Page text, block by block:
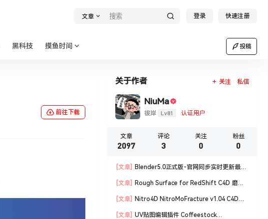
文章 登录 快速注册
黑科技 摸鱼时间 投稿
前往下载
关于作者 关注 私信
NiuMa
彼岸 Lv81 认证用户
文章
2097
评论
3
关注
0
粉丝
0
[文章]
Blender5.0正式版-官网同步实时更新最新
[文章]
Rough Surface for RedShift C4D 磨损
[文章]
Nitro4D NitroMoFracture v1.04 C4D插
[文章]
UV贴图编辑插件 Coffeestock